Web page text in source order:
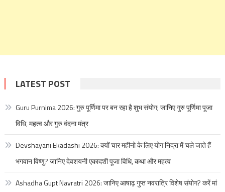
LATEST POST
Guru Purnima 2026: गुरु पूर्णिमा पर बन रहा है शुभ संयोग; जानिए गुरु पूर्णिमा पूजा
विधि, महत्व और गुरु वंदना मंत्र
Devshayani Ekadashi 2026: क्यों चार महीनो के लिए योग निद्रा में चले जाते हैं
भगवान विष्णु? जानिए देवशयनी एकादशी पूजा विधि, कथा और महत्व
Ashadha Gupt Navratri 2026: जानिए आषाढ़ गुप्त नवरात्रि विशेष संयोग? करें मां